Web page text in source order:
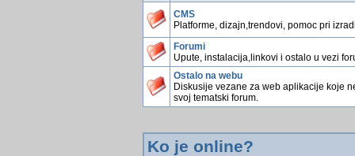
CMS
Platforme, dizajn,trendovi, pomoc pri
Forumi
Upute, instalacija,linkovi i ostalo u vezi
Ostalo na webu
Diskusije vezane za web aplikacije koje
svoj tematski forum.
Ko je online?